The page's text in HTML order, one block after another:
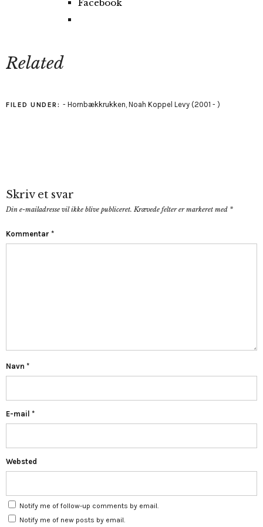
Facebook
Related
FILED UNDER: - Hornbækkrukken, Noah Koppel Levy (2001 - )
Skriv et svar
Din e-mailadresse vil ikke blive publiceret. Krævede felter er markeret med *
Kommentar *
Navn *
E-mail *
Websted
Notify me of follow-up comments by email.
Notify me of new posts by email.